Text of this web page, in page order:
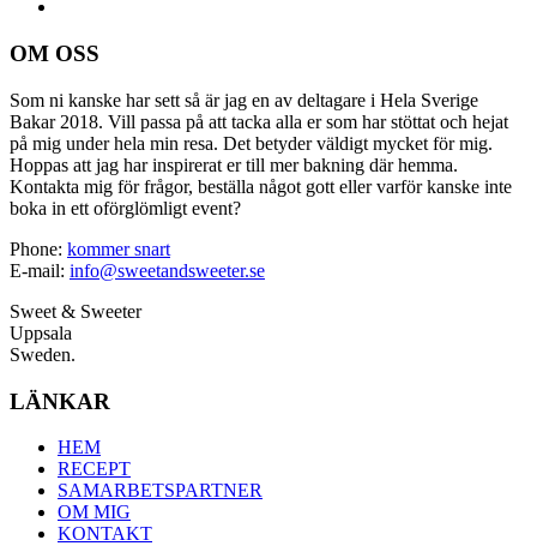
OM OSS
Som ni kanske har sett så är jag en av deltagare i Hela Sverige
Bakar 2018. Vill passa på att tacka alla er som har stöttat och hejat
på mig under hela min resa. Det betyder väldigt mycket för mig.
Hoppas att jag har inspirerat er till mer bakning där hemma.
Kontakta mig för frågor, beställa något gott eller varför kanske inte
boka in ett oförglömligt event?
Phone: kommer snart
E-mail: info@sweetandsweeter.se
Sweet & Sweeter
Uppsala
Sweden.
LÄNKAR
HEM
RECEPT
SAMARBETSPARTNER
OM MIG
KONTAKT